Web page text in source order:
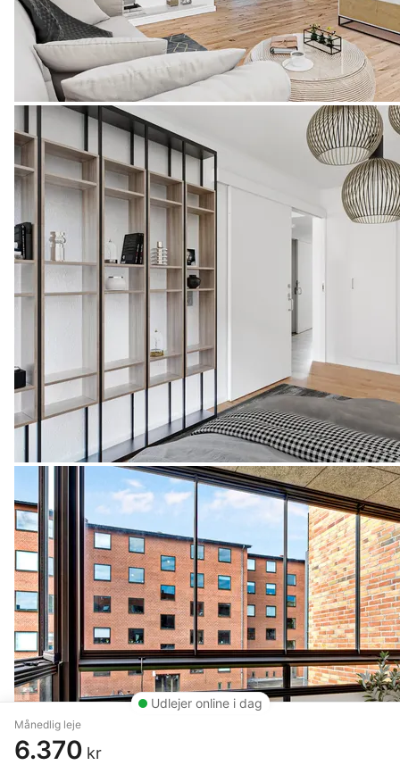
Udlejer online i dag
Månedlig leje
6.370 kr